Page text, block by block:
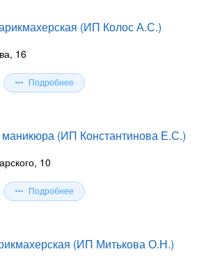
(ИП Колос А.С.)
16
Подробнее
маникюра (ИП Константинова Е.С.)
10
Подробнее
(ИП Митькова О.Н.)